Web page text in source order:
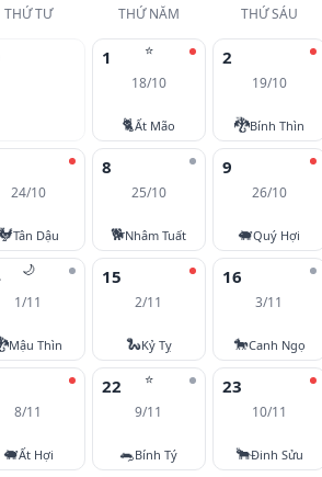
THỨ TƯ THỨ NĂM THỨ SÁU
⭐
1
18/10
🐈Ất Mão
2
19/10
🐉Bính Thìn
24/10
🐓Tân Dậu
8
25/10
🐕Nhâm Tuất
9
26/10
🐖Quý Hợi
🌙
1/11
Mậu Thìn
15
2/11
🐍Kỷ Tỵ
16
3/11
🐎Canh Ngọ
8/11
🐖Ất Hợi
⭐
22
9/11
🐀Bính Tý
23
10/11
🐂Đinh Sửu